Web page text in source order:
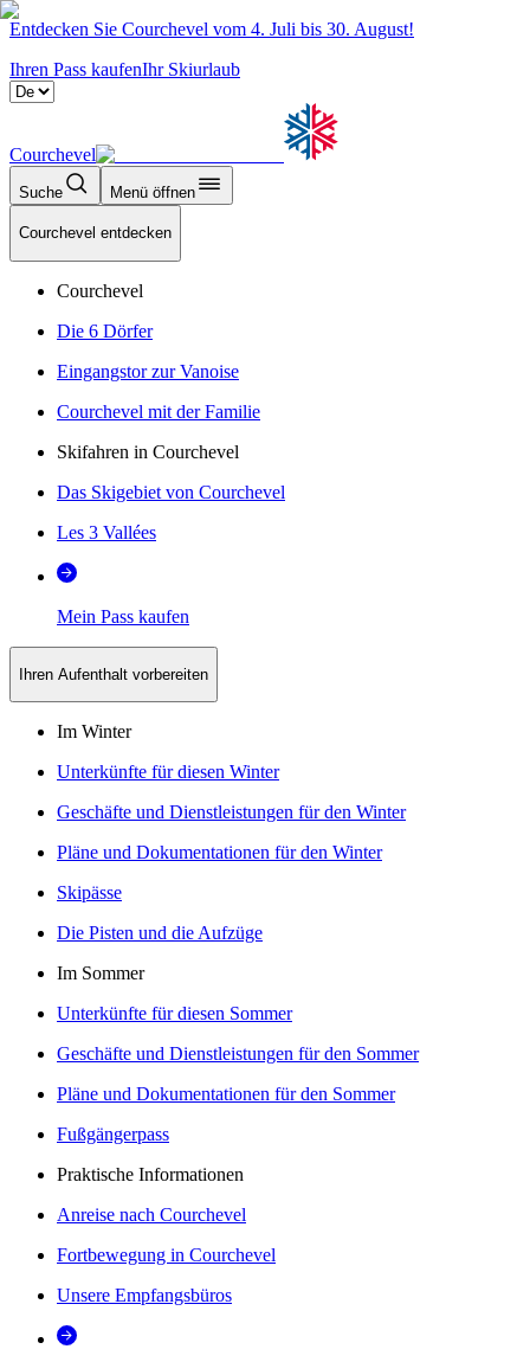
Entdecken Sie Courchevel vom 4. Juli bis 30. August!
Ihren Pass kaufenIhr Skiurlaub
Courchevel
Suche Menü öffnen
Courchevel entdecken
Courchevel
Die 6 Dörfer
Eingangstor zur Vanoise
Courchevel mit der Familie
Skifahren in Courchevel
Das Skigebiet von Courchevel
Les 3 Vallées
Mein Pass kaufen
Ihren Aufenthalt vorbereiten
Im Winter
Unterkünfte für diesen Winter
Geschäfte und Dienstleistungen für den Winter
Pläne und Dokumentationen für den Winter
Skipässe
Die Pisten und die Aufzüge
Im Sommer
Unterkünfte für diesen Sommer
Geschäfte und Dienstleistungen für den Sommer
Pläne und Dokumentationen für den Sommer
Fußgängerpass
Praktische Informationen
Anreise nach Courchevel
Fortbewegung in Courchevel
Unsere Empfangsbüros